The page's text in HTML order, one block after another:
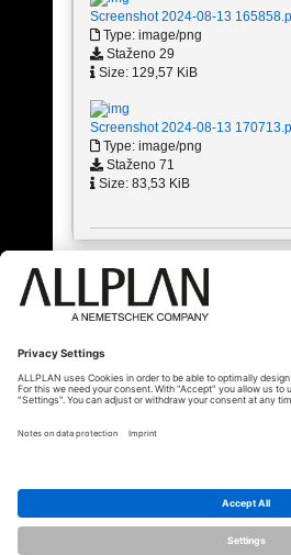
Screenshot 2024-08-13
Type: image/png
Staženo 29
Size: 129,57 KiB
Screenshot 2024-08-13
Type: image/png
Staženo 71
Size: 83,53 KiB
ALLPLAN je
Group